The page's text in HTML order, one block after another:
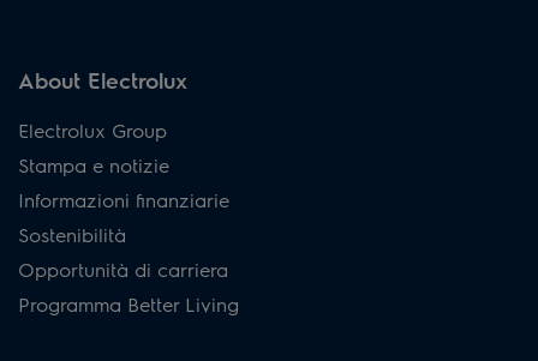
About Electrolux
Electrolux Group
Stampa e notizie
Informazioni finanziarie
Sostenibilità
Opportunità di carriera
Programma Better Living